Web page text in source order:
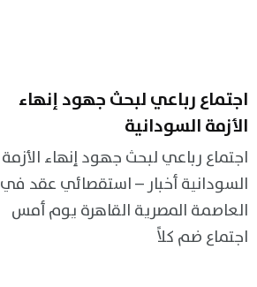
اجتماع رباعي لبحث جهود إنهاء
الأزمة السودانية
اجتماع رباعي لبحث جهود إنهاء الأزمة
السودانية أخبار – استقصائي عقد في
العاصمة المصرية القاهرة يوم أمس
اجتماع ضم كلاً